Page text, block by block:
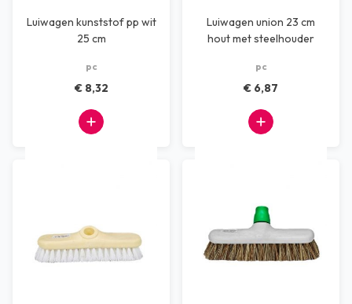
Luiwagen kunststof pp wit
25 cm
pc
€ 8,32
Luiwagen union 23 cm
hout met steelhouder
pc
€ 6,87